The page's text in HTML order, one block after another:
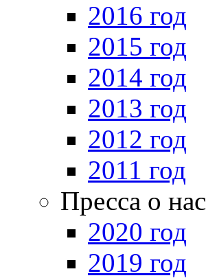
2016 год
2015 год
2014 год
2013 год
2012 год
2011 год
Пресса о нас
2020 год
2019 год